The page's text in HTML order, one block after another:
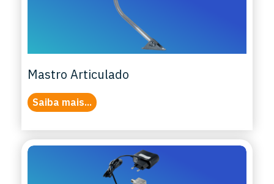
Mastro Articulado
Saiba mais...